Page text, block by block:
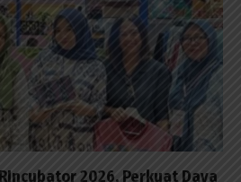
2026, Perkuat Daya